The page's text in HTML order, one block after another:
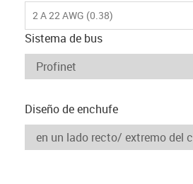
2 A 22 AWG (0.38)
Sistema de bus
Diseño de enchufe